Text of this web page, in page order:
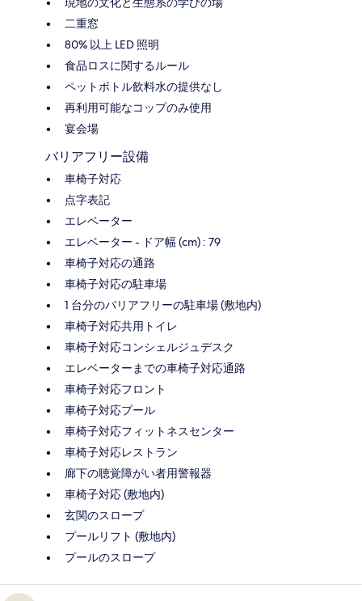
二重窓
80% 以上 LED 照明
食品ロスに関するルール
ペットボトル飲料水の提供なし
再利用可能なコップのみ使用
宴会場
バリアフリー設備
車椅子対応
点字表記
エレベーター
エレベーター - ドア幅 (cm) : 79
車椅子対応の通路
車椅子対応の駐車場
1 台分のバリアフリーの駐車場 (敷地内)
車椅子対応共用トイレ
車椅子対応コンシェルジュデスク
エレベーターまでの車椅子対応通路
車椅子対応フロント
車椅子対応プール
車椅子対応フィットネスセンター
車椅子対応レストラン
廊下の聴覚障がい者用警報器
車椅子対応 (敷地内)
玄関のスロープ
プールリフト (敷地内)
プールのスロープ